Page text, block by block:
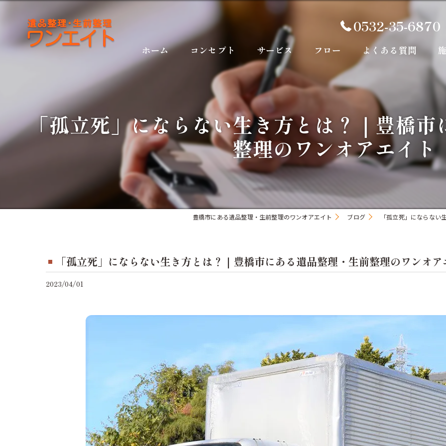
0532-35-6870
ホーム コンセプト サービス フロー よくある質問
「孤立死」にならない生き方とは？｜豊橋
整理のワンオアエイト
豊橋市にある遺品整理・生前整理のワンオアエイト ブログ 「孤立死」にならな
「孤立死」にならない生き方とは？｜豊橋市にある遺品整理・生前整理のワンオ
2023/04/01